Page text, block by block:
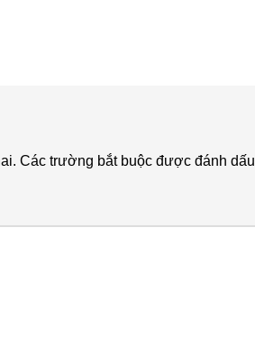
Các trường bắt buộc được đánh dấu